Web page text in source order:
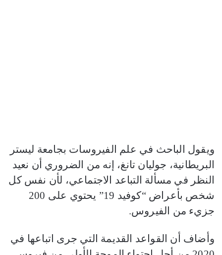
ويقول الباحث في علم الفيروسات بجامعة ليستر
البريطانية، جوليان تانغ، إنه من الضروري أن نعيد
النظر في مسألة التباعد الاجتماعي، لأن نفس كل
شخص بأعراض “كوفيد 19” يحتوي على 200
جزيء من الفيروس.
وأضاف أن القواعد القديمة التي جرى اتباعها في